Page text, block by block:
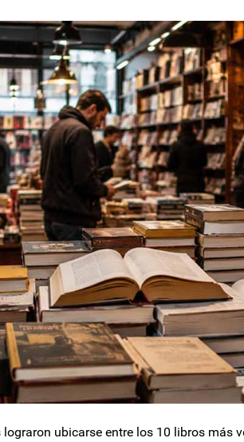
ubicarse entre los 10 libros más